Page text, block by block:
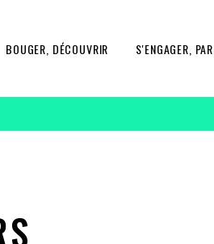
BOUGER, DÉCOUVRIR S'ENGAGER,